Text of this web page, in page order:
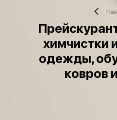
химчистки
одежды,
ковров